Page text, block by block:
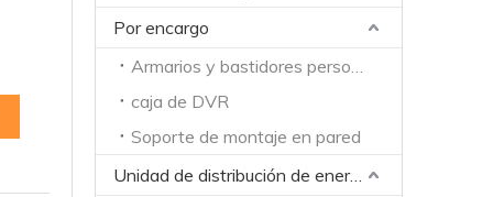
Por encargo
Armarios y bastidores personalizados
caja de DVR
Soporte de montaje en pared
Unidad de distribución de energía